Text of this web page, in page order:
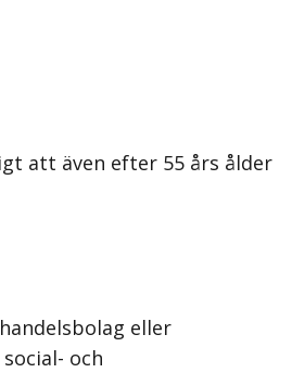
att även efter 55 års ålder
eller
och